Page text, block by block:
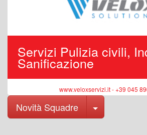
Servizi Pulizia civili,
Sanificazione
www.veloxservizi.it - +39 045
Novità Squadre Toggle